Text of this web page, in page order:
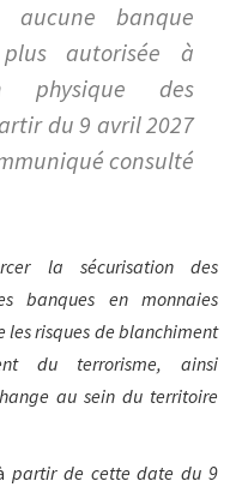
aucune banque
autorisée à
physique des
du 9 avril 2027
consulté
la sécurisation des
banques en monnaies
les risques de blanchiment
du terrorisme, ainsi
au sein du territoire
partir de cette date du 9